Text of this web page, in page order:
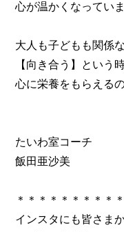
心が温かくなっていま
大人も子どもも関係な
【向き合う】という
心に栄養をもらえる
たいわ室コーチ
飯田亜沙美
＊＊＊＊＊＊＊＊＊
インスタにも皆さま